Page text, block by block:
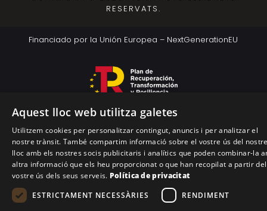
RESERVATS.
Financiado por la Unión Europea – NextGenerationEU
Aquest lloc web utilitza galetes
Utilitzem cookies per personalitzar contingut, anuncis i per analitzar el
nostre trànsit. També compartim informació sobre el vostre ús del
lloc amb els nostres socis publicitaris i analítics que poden combinar-la
altra informació que els heu proporcionat o que han recopilat a partir del
vostre ús dels seus serveis. Política de privacitat
ESTRICTAMENT NECESSÀRIES
RENDIMENT